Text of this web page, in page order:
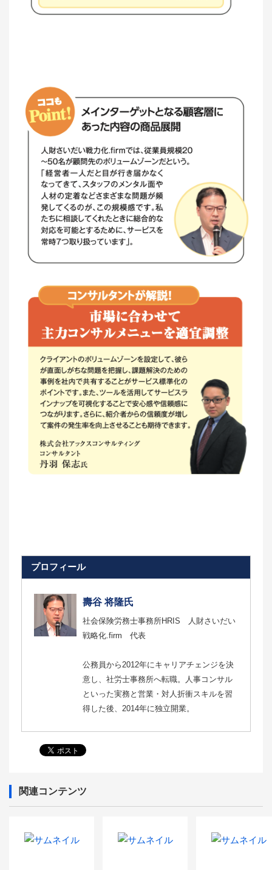
プロフィール
壽谷 将隆氏
社会保険労務士事務所HRIS 人財さいだい
戦略化.firm 代表
公務員から2012年にキャリアチェンジを決
意し、社労士事務所へ転職。人事コンサル
といった実務と営業・対人折衝スキルを習
得した後、2014年に独立開業。
関連コンテンツ